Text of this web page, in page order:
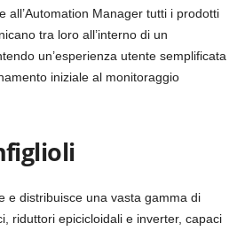
all’Automation Manager tutti i prodotti
tra loro all’interno di un
un’esperienza utente semplificata
iniziale al monitoraggio
e distribuisce una vasta gamma di
riduttori epicicloidali e inverter, capaci